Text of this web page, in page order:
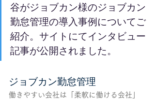
谷がジョブカン様のジョブカン
勤怠管理の導入事例についてご
紹介。サイトにてインタビュー
記事が公開されました。
ジョブカン勤怠管理
働きやすい会社は「柔軟に働ける会社」